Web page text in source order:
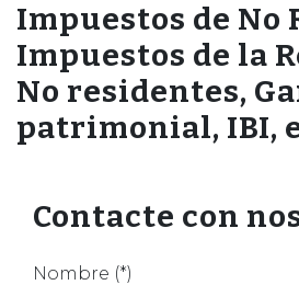
Impuestos de No
Impuestos de la
No residentes,
patrimonial, IBI,
Contacte con
Nombre (*)